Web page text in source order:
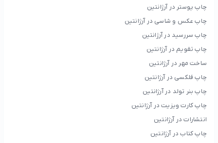
چاپ پوستر در آرژانتین
چاپ عکس و شاسی در آرژانتین
چاپ سررسید در آرژانتین
چاپ تقویم در آرژانتین
ساخت مهر در آرژانتین
چاپ فلکسی در آرژانتین
چاپ بنر تولد در آرژانتین
چاپ کارت ویزیت در آرژانتین
انتشارات در آرژانتین
چاپ کتاب در آرژانتین